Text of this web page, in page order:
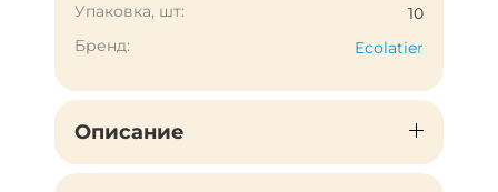
Упаковка, шт:
10
Бренд:
Ecolatier
Описание